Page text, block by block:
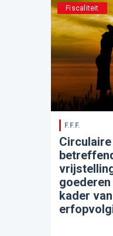
Fiscaliteit
F.F.F.
kader